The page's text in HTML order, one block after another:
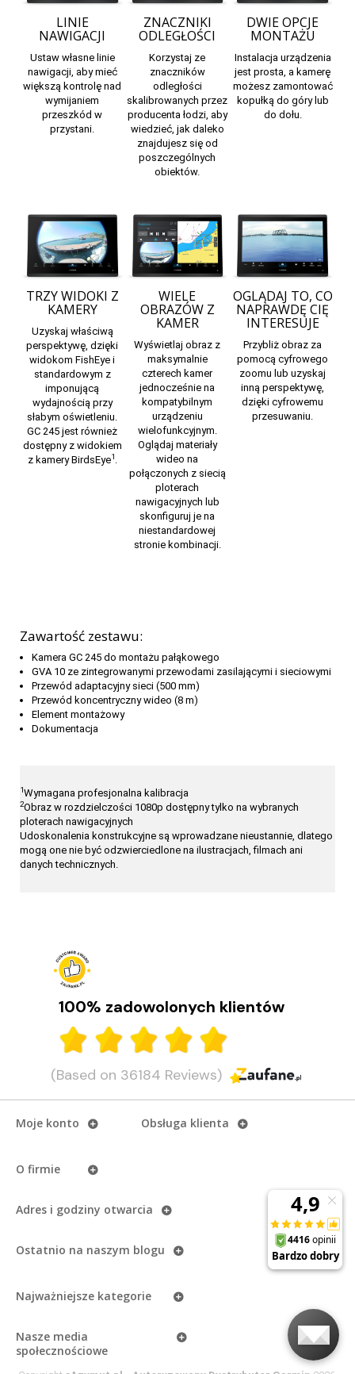
LINIE
NAWIGACJI
Ustaw własne linie
nawigacji, aby mieć
większą kontrolę nad
wymijaniem
przeszkód w
przystani.
ZNACZNIKI
ODLEGŁOŚCI
Korzystaj ze
znaczników
odległości
skalibrowanych przez
producenta łodzi, aby
wiedzieć, jak daleko
znajdujesz się od
poszczególnych
obiektów.
DWIE OPCJE
MONTAŻU
Instalacja urządzenia
jest prosta, a kamerę
możesz zamontować
kopułką do góry lub
do dołu.
TRZY WIDOKI Z
KAMERY
Uzyskaj właściwą
perspektywę, dzięki
widokom FishEye i
standardowym z
imponującą
wydajnością przy
słabym oświetleniu.
GC 245 jest również
dostępny z widokiem
z kamery BirdsEye1
WIELE
OBRAZÓW Z
KAMER
Wyświetlaj obraz z
maksymalnie
czterech kamer
jednocześnie na
kompatybilnym
urządzeniu
wielofunkcyjnym.
Oglądaj materiały
wideo na
połączonych z siecią
ploterach
nawigacyjnych lub
skonfiguruj je na
niestandardowej
stronie kombinacji.
OGLĄDAJ TO, CO
NAPRAWDĘ CIĘ
INTERESUJE
Przybliż obraz za
pomocą cyfrowego
zoomu lub uzyskaj
inną perspektywę,
dzięki cyfrowemu
przesuwaniu.
Zawartość zestawu:
Kamera GC 245 do montażu pałąkowego
GVA 10 ze zintegrowanymi przewodami zasilającymi i sieciowymi
Przewód adaptacyjny sieci (500 mm)
Przewód koncentryczny wideo (8 m)
Element montażowy
Dokumentacja
1Wymagana profesjonalna kalibracja
2Obraz w rozdzielczości 1080p dostępny tylko na wybranych
ploterach nawigacyjnych
Udoskonalenia konstrukcyjne są wprowadzane nieustannie, dlatego
mogą one nie być odzwierciedlone na ilustracjach, filmach ani
danych technicznych.
100% zadowolonych klientów
(Based on 36184 Reviews)
Moje konto
O firmie
Obsługa klienta
Adres i godziny otwarcia
Ostatnio na naszym blogu
Najważniejsze kategorie
Nasze media
społecznościowe